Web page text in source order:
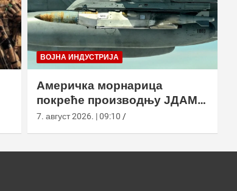
ВОЈНА ИНДУСТРИЈА
Америчка морнарица
покреће производњу ЈДАМ-
ЛР за Супер Хорнет
7. август 2026. | 09:10